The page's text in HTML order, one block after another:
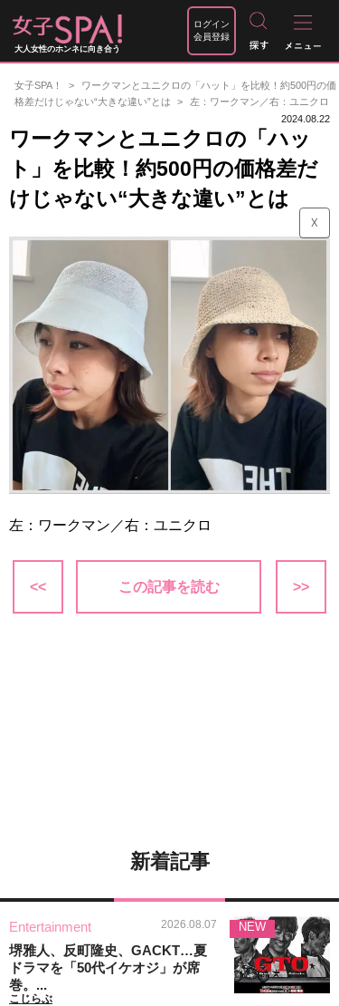
大人女性のホンネに向き合う
ログイン
会員登録
女子SPA！
ワークマンとユニクロの「ハット」を比較！約500円の価
格差だけじゃない“大きな違い”とは
左：ワークマン／右：ユニクロ
2024.08.22
ワークマンとユニクロの「ハッ
ト」を比較！約500円の価格差だ
けじゃない“大きな違い”とは
☓
左：ワークマン／右：ユニクロ
<< この記事を読む >>
新着記事
Entertainment 2026.08.07
堺雅人、反町隆史、GACKT…夏
ドラマを「50代イケオジ」が席
巻。...
こじらぶ
NEW